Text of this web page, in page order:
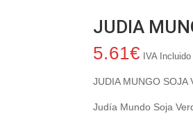
JUDIA
5.61€ IVA Incluido
JUDIA MUNGO SOJA
Judía Mundo Soja